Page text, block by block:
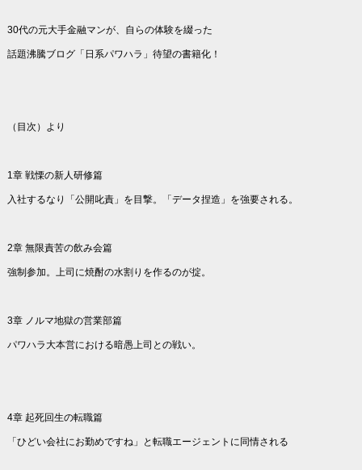
30代の元大手金融マンが、自らの体験を綴った
話題沸騰ブログ「日系パワハラ」待望の書籍化！
（目次）より
1章 戦慄の新人研修篇
入社するなり「公開叱責」を目撃。「データ捏造」を強要される。
2章 無限責苦の飲み会篇
強制参加。上司に焼酎の水割りを作るのが掟。
3章 ノルマ地獄の営業部篇
パワハラ大本営における暗愚上司との戦い。
4章 起死回生の転職篇
「ひどい会社にお勤めですね」と転職エージェントに同情される